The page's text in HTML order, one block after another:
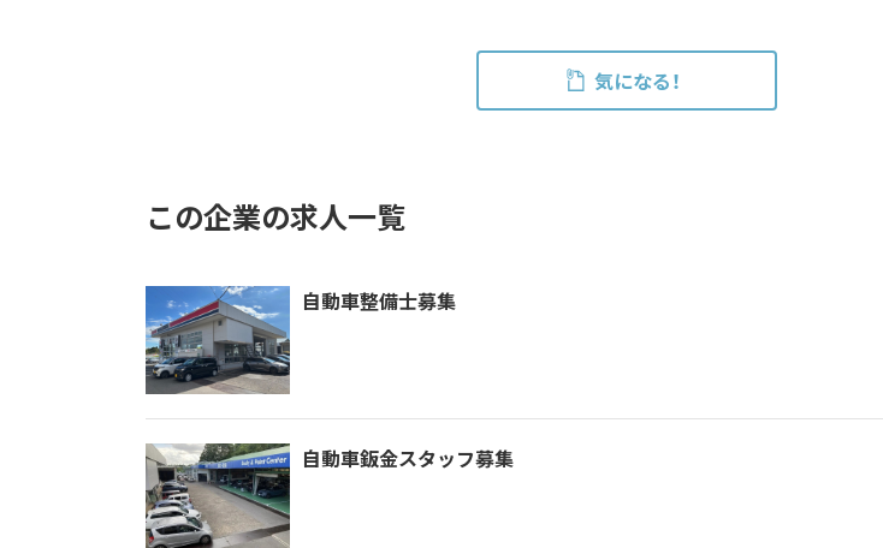
気になる！
この企業の求人一覧
自動車整備士募集
自動車鈑金スタッフ募集